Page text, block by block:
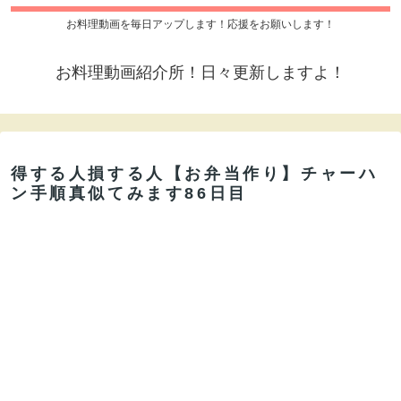
お料理動画を毎日アップします！応援をお願いします！
お料理動画紹介所！日々更新しますよ！
得する人損する人【お弁当作り】チャーハ
ン手順真似てみます86日目